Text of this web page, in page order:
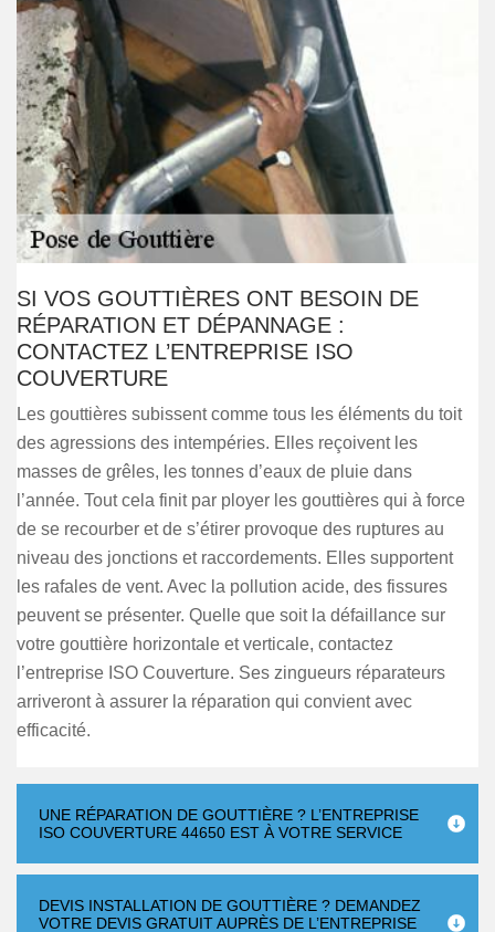
SI VOS GOUTTIÈRES ONT BESOIN DE
RÉPARATION ET DÉPANNAGE :
CONTACTEZ L’ENTREPRISE ISO
COUVERTURE
Les gouttières subissent comme tous les éléments du toit
des agressions des intempéries. Elles reçoivent les
masses de grêles, les tonnes d’eaux de pluie dans
l’année. Tout cela finit par ployer les gouttières qui à force
de se recourber et de s’étirer provoque des ruptures au
niveau des jonctions et raccordements. Elles supportent
les rafales de vent. Avec la pollution acide, des fissures
peuvent se présenter. Quelle que soit la défaillance sur
votre gouttière horizontale et verticale, contactez
l’entreprise ISO Couverture. Ses zingueurs réparateurs
arriveront à assurer la réparation qui convient avec
efficacité.
UNE RÉPARATION DE GOUTTIÈRE ? L’ENTREPRISE
ISO COUVERTURE 44650 EST À VOTRE SERVICE
DEVIS INSTALLATION DE GOUTTIÈRE ? DEMANDEZ
VOTRE DEVIS GRATUIT AUPRÈS DE L’ENTREPRISE